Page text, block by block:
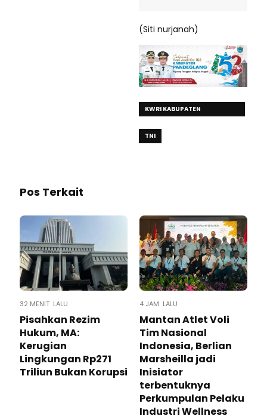
(Siti nurjanah)
KWRI KABUPATEN
TNI
Pos Terkait
32 MENIT LALU
Pisahkan Rezim
Hukum, MA:
Kerugian
Lingkungan Rp271
Triliun Bukan Korupsi
4 JAM LALU
Mantan Atlet Voli
Tim Nasional
Indonesia, Berlian
Marsheilla jadi
Inisiator
terbentuknya
Perkumpulan Pelaku
Industri Wellness